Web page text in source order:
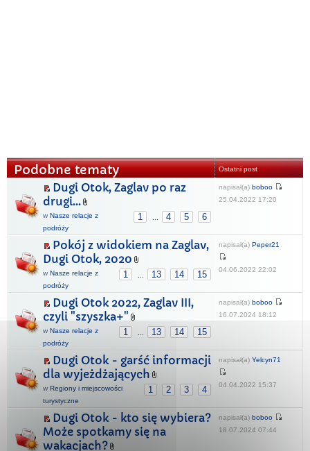
Podobne tematy Ostatni post
Dugi Otok, Zaglav po raz
drugi...
1 4 5 6
w Nasze relacje z
podróży
napisał(a) boboo
25.04.2022 17:20
Pokój z widokiem na Zaglav,
Dugi Otok, 2020
1 13 14 15
w Nasze relacje z
podróży
napisał(a) Peper21
04.06.2022 22:02
Dugi Otok 2022, Zaglav III,
czyli "szyszka+"
1 13 14 15
w Nasze relacje z
podróży
napisał(a) boboo
16.07.2024 18:12
Dugi Otok - garść informacji
dla wyjeżdżających
1 2 3 4
w Regiony i miejscowości
turystyczne
napisał(a) Yelcyn71
04.04.2022 15:37
Dugi Otok - kto się wybiera?
Może spotkamy się na
wakacjach?
napisał(a) boboo
18.07.2024 07:44